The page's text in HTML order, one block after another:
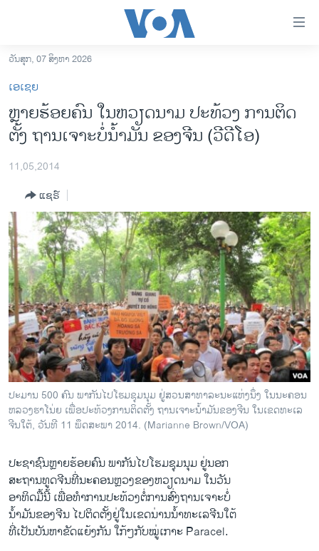
ເຂົ້າ
ຫາ
ຂ້າມ
ຂ້າມ
ຫາ
ອາເມຣິກາ
ຂ່າວ​ຈີນ
ໂລກ
ເອເຊຍ
ອິດສະຫຼະພາບດ້ານການຂ່າວ
ຊີວິດຊາວລາວ
ຊຸມຊົນຊາວລາວ
ວິທະຍາສາດ-ເທັກໂນໂລຈີ
ທຸລະກິດ
ພາສາອັງກິດ
ວີດີໂອ
ສຽງ
ລາຍການກະຈາຍສຽງ
ລາຍງານ
ຕິດຕາມພວກເຮົາ ທີ່
ພາສາຕ່າງໆ
ວັນສຸກ, 07 ສິງຫາ 2026
ເອເຊຍ
ຫຼາຍຮ້ອຍຄົນ ໃນຫວຽດນາມ ປະທ້ວງ ການຕິດ
ຕັ້ງ ຖານເຈາະບໍ່ນ້ຳມັນ ຂອງຈີນ (ວີດີໂອ)
11,05,2014
ແຊຣ໌
ປະມານ 500 ຄົນ ພາກັນໄປໂຮມຊຸມນຸມ ຢູ່ສວນສາທາລະນະແຫ່ງນຶ່ງ ໃນນະຄອນ
ຫລວງຮາໂນ່ຍ ເພື່ອປະທ້ວງການຕິດຕັ້ງ ຖານເຈາະນ້ຳມັນຂອງຈີນ ໃນເຂດທະເລ
ຈີນໃຕ້, ວັນທີ 11 ພຶດສະພາ 2014. (Marianne Brown/VOA)
ປະຊາຊົນ​ຫຼາຍ​ຮ້ອຍ​ຄົນ​ ພາກັນໄປໂຮມ​ຊຸມນຸມ ຢູ່​ນອກ
​ສະຖານທູດ​ຈີນ​ທີ່​ນະຄອນຫຼວງ​ຂອງຫວຽດນາມ ​ໃນ​ວັນ​
ອາທິດ​ມື້​ນີ້ ​ເພື່ອ​ທຳ​ການ​ປະ​ທ້ວງຕໍ່ການສົ່ງ​ຖານ​ເຈາະ​ບໍ່
ນ້ຳມັນ​ຂອງ​ຈີນ ​ໄປຕິດ​ຕັ້ງ​ຢູ່​ໃນ​ເຂດ​ນ່ານນ້ຳ​ທະ​ເລ​ຈີນ​ໃຕ້
ທີ່​ເປັນ​ບັນຫາ​ຂັດ​ແຍ້​ງກັນ ​ໃກ້ໆ​ກັບ​ໝູ່​ເກາະ Paracel.